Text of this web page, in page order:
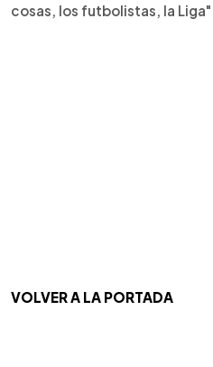
cosas, los futbolistas, la
VOLVER A LA PORTADA